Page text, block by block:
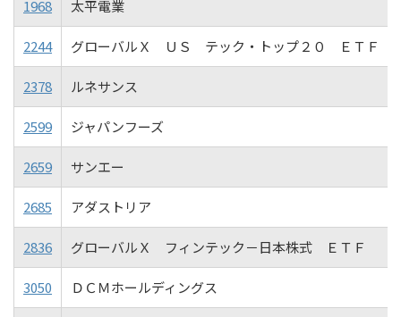
1968 太平電業
2244 グローバルＸ ＵＳ テック・トップ２０ ＥＴＦ
2378 ルネサンス
2599 ジャパンフーズ
2659 サンエー
2685 アダストリア
2836 グローバルＸ フィンテック－日本株式 ＥＴＦ
3050 ＤＣＭホールディングス